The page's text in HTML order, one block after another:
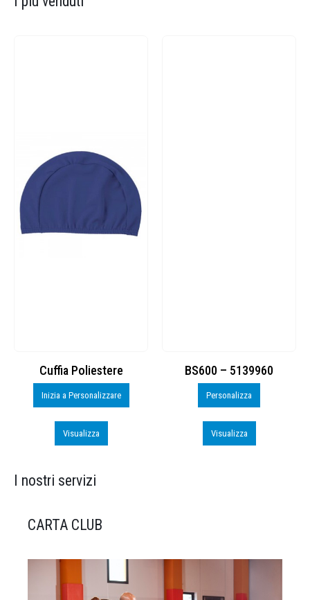
Cuffia Poliestere
Inizia a Personalizzare
Visualizza
BS600 – 5139960
Personalizza
Visualizza
I nostri servizi
CARTA CLUB